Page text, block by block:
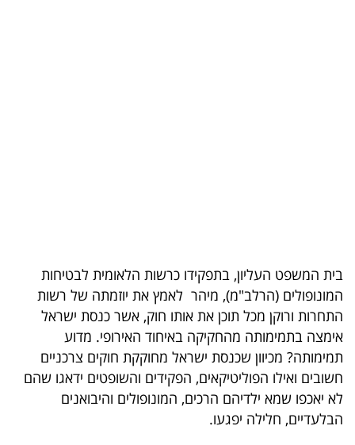
40
UNDER
40
שיתופי
פעולה
בית המשפט העליון, בתפקידו כרשות הלאומית לבטיחות
המונופולים (הרלב"מ), מיהר לאמץ את יוזמתה של רשות
התחרות ורוקן מכל תוכן את אותו חוק, אשר כנסת ישראל
אימצה בתמימותה מהחקיקה באיחוד האירופי. מדוע
תמימותה? מכיוון שכנסת ישראל מחוקקת חוקים צרכניים
חשובים ואילו הפוליטיקאים, הפקידים והשופטים ידאגו שהם
לא יאכפו שמא ילדיהם הרכים, המונופולים והיבואנים
הבלעדיים, חלילה יפגעו.